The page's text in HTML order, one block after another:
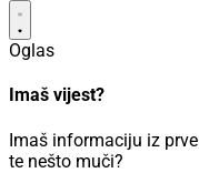
Oglas
Imaš vijest?
Imaš informaciju iz
te nešto muči?